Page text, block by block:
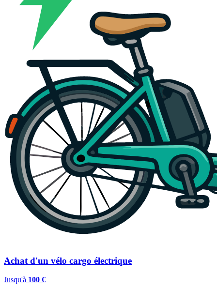
Achat d'un vélo cargo électrique
Jusqu'à 100 €